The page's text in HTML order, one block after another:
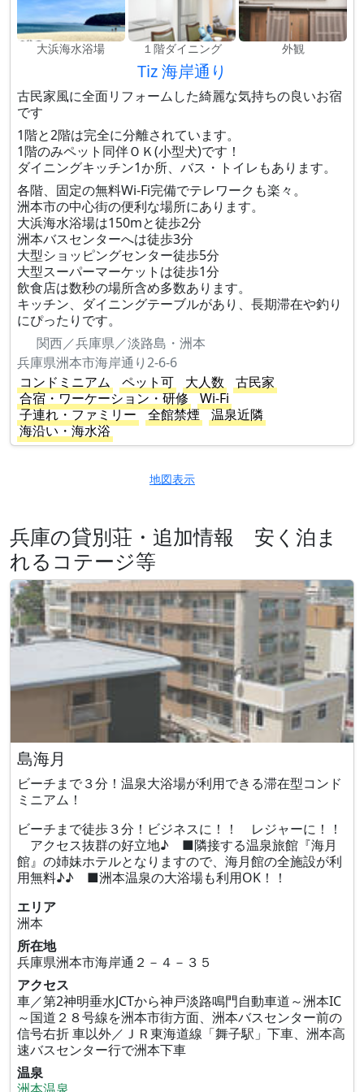
大浜海水浴場 １階ダイニング 外観
Tiz 海岸通り
古民家風に全面リフォームした綺麗な気持ちの良いお宿
です
1階と2階は完全に分離されています。
1階のみペット同伴ＯＫ(小型犬)です！
ダイニングキッチン1か所、バス・トイレもあります。
各階、固定の無料Wi-Fi完備でテレワークも楽々。
洲本市の中心街の便利な場所にあります。
大浜海水浴場は150mと徒歩2分
洲本バスセンターへは徒歩3分
大型ショッピングセンター徒歩5分
大型スーパーマーケットは徒歩1分
飲食店は数秒の場所含め多数あります。
キッチン、ダイニングテーブルがあり、長期滞在や釣り
にぴったりです。
関西／兵庫県／淡路島・洲本
兵庫県洲本市海岸通り2-6-6
コンドミニアム
ペット可 大人数
古民家
合宿・ワーケーション・研修
Wi-Fi
子連れ・ファミリー
全館禁煙
温泉近隣
海沿い・海水浴
地図表示
兵庫の貸別荘・追加情報 安く泊ま
れるコテージ等
島海月
ビーチまで３分！温泉大浴場が利用できる滞在型コンド
ミニアム！
ビーチまで徒歩３分！ビジネスに！！ レジャーに！！
アクセス抜群の好立地♪ ■隣接する温泉旅館『海月
館』の姉妹ホテルとなりますので、海月館の全施設が利
用無料♪♪ ■洲本温泉の大浴場も利用OK！！
エリア
洲本
所在地
兵庫県洲本市海岸通２－４－３５
アクセス
車／第2神明垂水JCTから神戸淡路鳴門自動車道～洲本IC
～国道２８号線を洲本市街方面、洲本バスセンター前の
信号右折 車以外／ＪＲ東海道線「舞子駅」下車、洲本高
速バスセンター行で洲本下車
温泉